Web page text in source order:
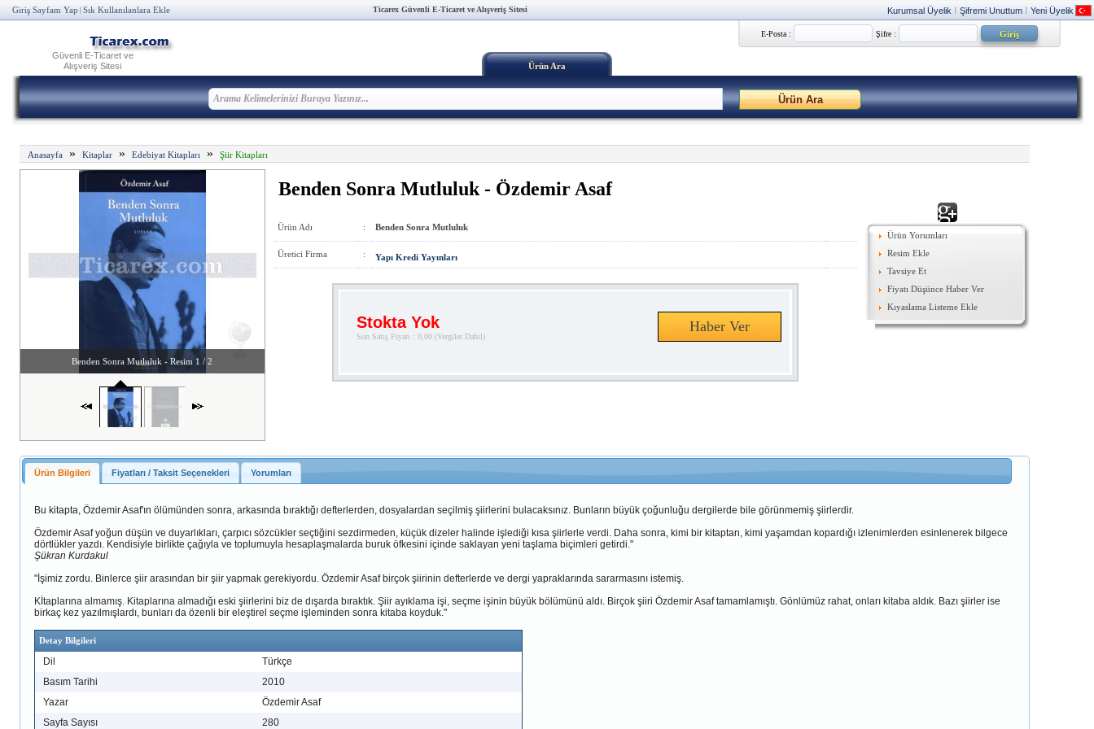
Giriş Sayfam Yap Sık Kullanılanlara Ekle Ticarex Güvenli E-Ticaret ve Alışveriş Sitesi Kurumsal Üyelik Şifremi Unuttum Yeni Üyelik
Güvenli E-Ticaret ve
Alışveriş Sitesi
E-Posta : Şifre :
Ürün Ara
Anasayfa» Kitaplar» Edebiyat Kitapları » Şiir Kitapları
Benden Sonra Mutluluk - Resim 1 / 2
Benden Sonra Mutluluk - Özdemir Asaf
Ürün Adı : Benden Sonra Mutluluk
Üretici Firma : Yapı Kredi Yayınları
Stokta Yok
Son Satış Fiyatı : 0,00 (Vergiler Dahil)
Haber Ver
Ürün Yorumları
Resim Ekle
Tavsiye Et
Fiyatı Düşünce Haber Ver
Kıyaslama Listeme Ekle
Ürün Bilgileri Fiyatları / Taksit Seçenekleri Yorumları
Bu kitapta, Özdemir Asaf'ın ölümünden sonra, arkasında bıraktığı defterlerden, dosyalardan seçilmiş şiirlerini bulacaksınız. Bunların büyük çoğunluğu dergilerde bile görünmemiş şiirlerdir.
Özdemir Asaf yoğun düşün ve duyarlıkları, çarpıcı sözcükler seçtiğini sezdirmeden, küçük dizeler halinde işlediği kısa şiirlerle verdi. Daha sonra, kimi bir kitaptan, kimi yaşamdan kopardığı izlenimlerden esinlenerek bilgece
dörtlükler yazdı. Kendisiyle birlikte çağıyla ve toplumuyla hesaplaşmalarda buruk öfkesini içinde saklayan yeni taşlama biçimleri getirdi."
Şükran Kurdakul
"İşimiz zordu. Binlerce şiir arasından bir şiir yapmak gerekiyordu. Özdemir Asaf birçok şiirinin defterlerde ve dergi yapraklarında sararmasını istemiş.
Kİtaplarına almamış. Kitaplarına almadığı eski şiirlerini biz de dışarda bıraktık. Şiir ayıklama işi, seçme işinin büyük bölümünü aldı. Birçok şiiri Özdemir Asaf tamamlamıştı. Gönlümüz rahat, onları kitaba aldık. Bazı şiirler ise
birkaç kez yazılmışlardı, bunları da özenli bir eleştirel seçme işleminden sonra kitaba koyduk."
Detay Bilgileri
Dil
Türkçe
Basım Tarihi
2010
Yazar
Özdemir Asaf
Sayfa Sayısı
280